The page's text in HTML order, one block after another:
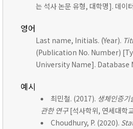
는 석사 논문 유형, 대학명]. 데이
영어
Last name, Initials. (Year).
(Publication No. Number)
University Name]. Database
예시
최민철. (2017). 생체인증기
관한 연구[석사학위, 연세대학
Choudhury, P. (2020).